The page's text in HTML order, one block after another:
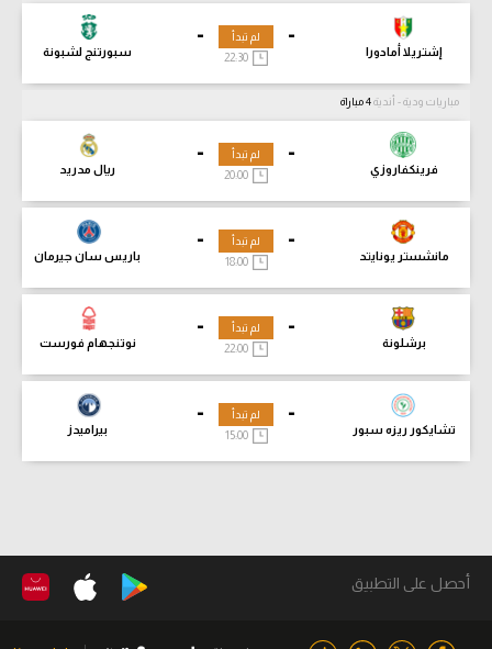
-
إشتريلا أمادورا
-
سبورتنج لشبونة
لم تبدأ
مباريات ودية - أندية
-
فرينكفاروزي
-
ريال مدريد
لم تبدأ
-
مانشستر يونايتد
-
باريس سان جيرمان
لم تبدأ
18:00
-
برشلونة
-
نوتنجهام فورست
لم تبدأ
-
تشايكور ريزه سبور
-
بيراميدز
لم تبدأ
15:00
أحصل على التطبيق